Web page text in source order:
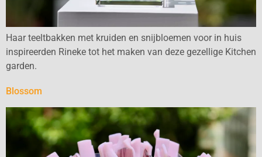
Haar teeltbakken met kruiden en snijbloemen voor in huis
inspireerden Rineke tot het maken van deze gezellige Kitchen
garden.
Blossom